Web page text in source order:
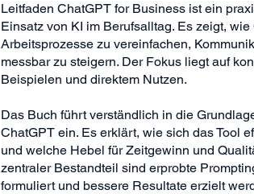
Leitfaden ChatGPT for Business ist ein
Einsatz von KI im Berufsalltag. Es zeigt,
Arbeitsprozesse zu vereinfachen,
messbar zu steigern. Der Fokus liegt auf
Beispielen und direktem Nutzen.
Das Buch führt verständlich in die
ChatGPT ein. Es erklärt, wie sich das Tool
und welche Hebel für Zeitgewinn und
zentraler Bestandteil sind erprobte
formuliert und bessere Resultate erzielt